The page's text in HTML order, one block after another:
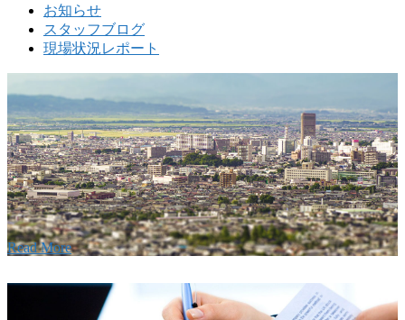
お知らせ
スタッフブログ
現場状況レポート
の歴史ある実績・建設技術と、旧カネフジハウス
利くフットワークが結びついた新しい建設会社で
Read More
Recruitment